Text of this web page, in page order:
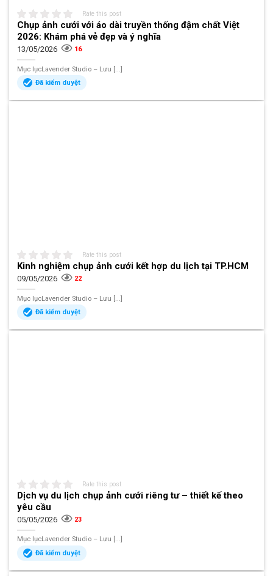
Rate this post
Chụp ảnh cưới với áo dài truyền thống đậm chất Việt
2026: Khám phá vẻ đẹp và ý nghĩa
13/05/2026 16
Mục lụcLavender Studio – Lưu [...]
Đã kiểm duyệt
Rate this post
Kinh nghiệm chụp ảnh cưới kết hợp du lịch tại TP.HCM
09/05/2026 22
Mục lụcLavender Studio – Lưu [...]
Đã kiểm duyệt
Rate this post
Dịch vụ du lịch chụp ảnh cưới riêng tư – thiết kế theo
yêu cầu
05/05/2026 23
Mục lụcLavender Studio – Lưu [...]
Đã kiểm duyệt